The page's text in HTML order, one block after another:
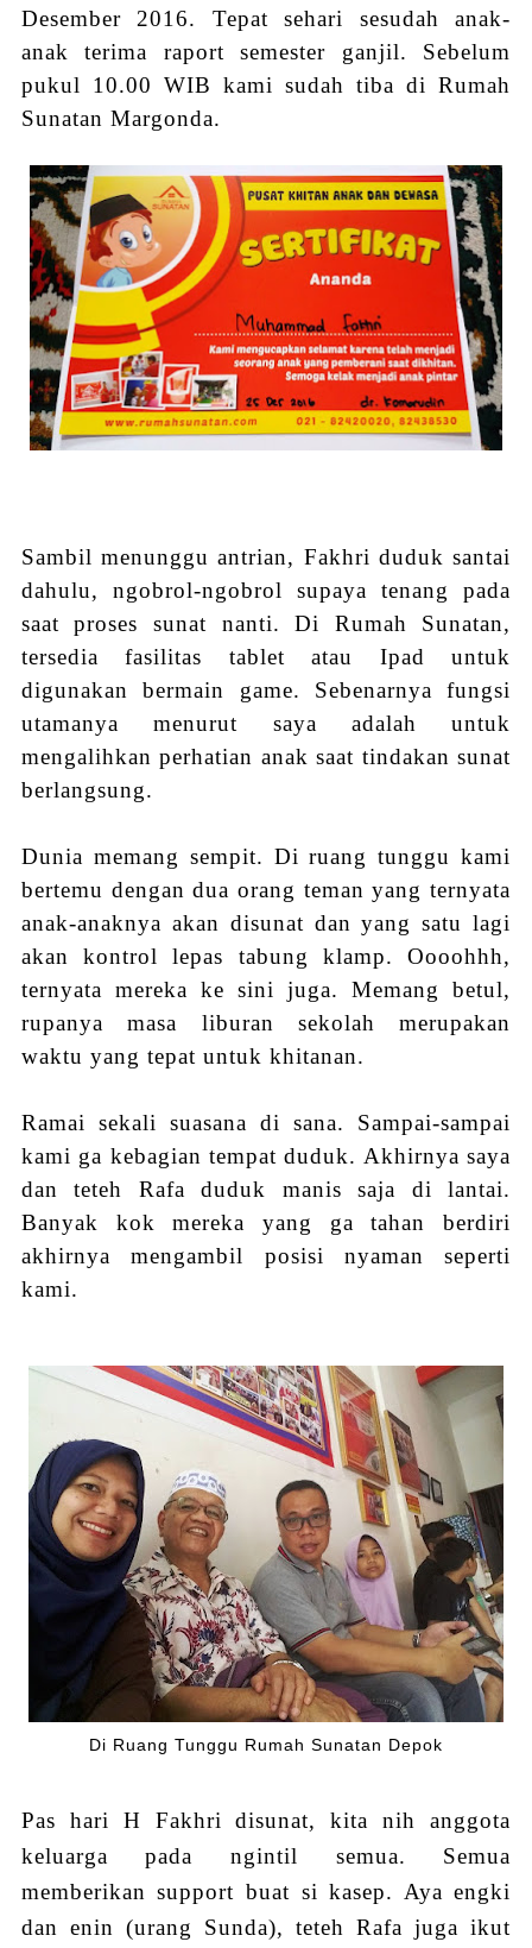
Desember 2016. Tepat sehari sesudah anak-
anak terima raport semester ganjil. Sebelum
pukul 10.00 WIB kami sudah tiba di Rumah
Sunatan Margonda.
Sambil menunggu antrian, Fakhri duduk santai
dahulu, ngobrol-ngobrol supaya tenang pada
saat proses sunat nanti. Di Rumah Sunatan,
tersedia fasilitas tablet atau Ipad untuk
digunakan bermain game. Sebenarnya fungsi
utamanya menurut saya adalah untuk
mengalihkan perhatian anak saat tindakan sunat
berlangsung.
Dunia memang sempit. Di ruang tunggu kami
bertemu dengan dua orang teman yang ternyata
anak-anaknya akan disunat dan yang satu lagi
akan kontrol lepas tabung klamp. Oooohhh,
ternyata mereka ke sini juga. Memang betul,
rupanya masa liburan sekolah merupakan
waktu yang tepat untuk khitanan.
Ramai sekali suasanadi sana. Sampai-sampai
kami ga kebagian tempat duduk. Akhirnya saya
dan teteh Rafa duduk manis saja di lantai.
Banyak kok mereka yang ga tahan berdiri
akhirnya mengambil posisi nyaman seperti
kami.
Di Ruang Tunggu Rumah Sunatan Depok
Pas hari H Fakhri disunat, kita nih anggota
keluarga pada ngintil semua. Semua
memberikan support buat si kasep. Aya engki
dan enin (urang Sunda), teteh Rafa juga ikut